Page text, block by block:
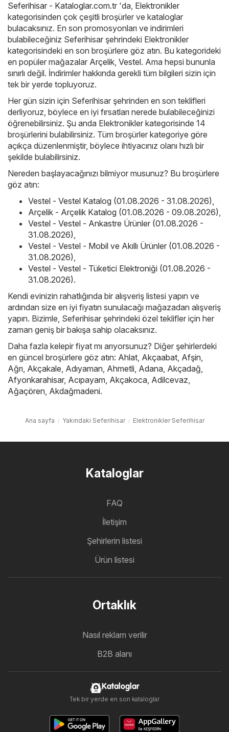
Seferihisar - Kataloglar.com.tr 'da, Elektronikler
kategorisinden çok çeşitli broşürler ve kataloglar
bulacaksınız. En son promosyonları ve indirimleri
bulabileceğiniz Seferihisar şehrindeki Elektronikler
kategorisindeki en son broşürlere göz atın. Bu kategorideki
en popüler mağazalar Arçelik, Vestel. Ama hepsi bununla
sınırlı değil. İndirimler hakkında gerekli tüm bilgileri sizin için
tek bir yerde topluyoruz.
Her gün sizin için Seferihisar şehrinden en son teklifleri
derliyoruz, böylece en iyi fırsatları nerede bulabileceğinizi
öğrenebilirsiniz. Şu anda Elektronikler kategorisinde 14
broşürlerini bulabilirsiniz. Tüm broşürler kategoriye göre
açıkça düzenlenmiştir, böylece ihtiyacınız olanı hızlı bir
şekilde bulabilirsiniz.
Nereden başlayacağınızı bilmiyor musunuz? Bu broşürlere
göz atın:
Vestel - Vestel Katalog (01.08.2026 - 31.08.2026),
Arçelik - Arçelik Katalog (01.08.2026 - 09.08.2026),
Vestel - Vestel - Ankastre Ürünler (01.08.2026 -
31.08.2026),
Vestel - Vestel - Mobil ve Akıllı Ürünler (01.08.2026 -
31.08.2026),
Vestel - Vestel - Tüketici Elektroniği (01.08.2026 -
31.08.2026).
Kendi evinizin rahatlığında bir alışveriş listesi yapın ve
ardından size en iyi fiyatın sunulacağı mağazadan alışveriş
yapın. Bizimle, Seferihisar şehrindeki özel teklifler için her
zaman geniş bir bakışa sahip olacaksınız.
Daha fazla kelepir fiyat mı arıyorsunuz? Diğer şehirlerdeki
en güncel broşürlere göz atın: Ahlat, Akçaabat, Afşin,
Ağrı, Akçakale, Adıyaman, Ahmetli, Adana, Akçadağ,
Afyonkarahisar, Acıpayam, Akçakoca, Adilcevaz,
Ağaçören, Akdağmadeni.
Ana sayfa Yakındaki Seferihisar Elektronikler Seferihisar
Kataloglar
FAQ
İletişim
Şehirlerin listesi
Ürün listesi
Ortaklık
Nasıl reklam verilir
B2B alanı
Kataloglar
Tek bir yerde en son kataloglar